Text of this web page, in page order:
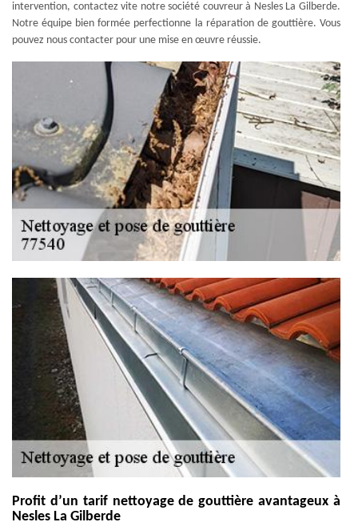
intervention, contactez vite notre société couvreur à Nesles La Gilberde.
Notre équipe bien formée perfectionne la réparation de gouttière. Vous
pouvez nous contacter pour une mise en œuvre réussie.
Profit d’un tarif nettoyage de gouttière avantageux à
Nesles La Gilberde